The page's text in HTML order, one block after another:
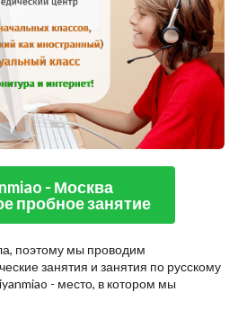
- Москва
пробное занятие
поэтому мы проводим
занятия и занятия по русскому
- место, в котором мы